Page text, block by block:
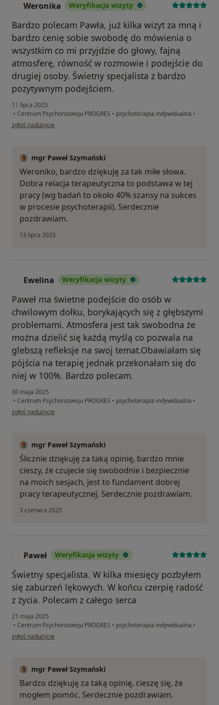
Weronika Weryfikacja wizyty
Bardzo polecam Pawła, już kilka wizyt za mną i
bardzo cenię sobie swobodę do mówienia o
wszystkim co mi przyjdzie do głowy, fajną
atmosferę, równość w rozmowie i podejście do
drugiej osoby. Świetny specjalista z bardzo
pozytywnym podejściem.
11 lipca 2025
• Centrum Psychorozwoju PROGRES • psychoterapia indywidualna •
w opinii użytkownika Weronika
zgłoś nadużycie
mgr Paweł Szymański
Weroniko, bardzo dziękuję za tak miłe słowa.
Dobra relacja terapeutyczna to podstawa w tej
pracy (wg badań to około 40% szansy na sukces
w procesie psychoterapii). Serdecznie
pozdrawiam.
13 lipca 2025
Ewelina Weryfikacja wizyty
Paweł ma świetne podejście do osób w
chwilowym dołku, borykających się z głębszymi
problemami. Atmosfera jest tak swobodna że
można dzielić się każdą myślą co pozwala na
glebszą refleksje na swoj temat.Obawiałam się
pójścia na terapię jednak przekonałam się do
niej w 100%. Bardzo polecam.
30 maja 2025
• Centrum Psychorozwoju PROGRES • psychoterapia indywidualna •
w opinii użytkownika Ewelina
zgłoś nadużycie
mgr Paweł Szymański
Ślicznie dziękuję za taką opinię, bardzo mnie
cieszy, że czujecie się swobodnie i bezpiecznie
na moich sesjach, jest to fundament dobrej
pracy terapeutycznej. Serdecznie pozdrawiam.
3 czerwca 2025
Paweł Weryfikacja wizyty
Świetny specjalista. W kilka miesięcy pozbyłem
się zaburzeń lękowych. W końcu czerpię radość
z życia. Polecam z całego serca
21 maja 2025
• Centrum Psychorozwoju PROGRES • psychoterapia indywidualna •
w opinii użytkownika Paweł
zgłoś nadużycie
mgr Paweł Szymański
Bardzo dziękuję za taką opinię, cieszę się, że
mogłem pomóc. Serdecznie pozdrawiam.